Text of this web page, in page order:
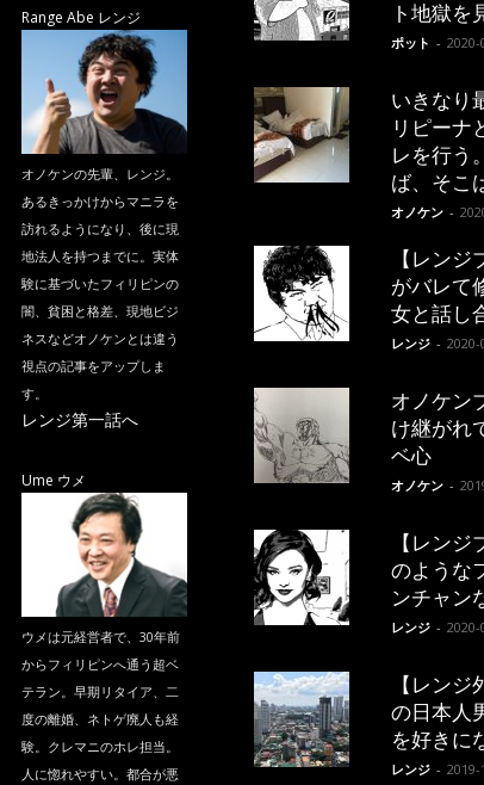
Range Abe レンジ
オノケンの先輩、レンジ。
あるきっかけからマニラを
訪れるようになり、後に現
地法人を持つまでに。実体
験に基づいたフィリピンの
闇、貧困と格差、現地ビジ
ネスなどオノケンとは違う
視点の記事をアップしま
す。
レンジ第一話へ
Ume ウメ
ウメは元経営者で、30年前
からフィリピンへ通う超ベ
テラン。早期リタイア、二
度の離婚、ネトゲ廃人も経
験。クレマニのホレ担当。
人に惚れやすい。都合が悪
ト地獄を
ポット - 2020-
いきなり
リピーナ
レを行う
ば、そこ
オノケン -
【レン
がバレて
女と話し
レンジ - 2020-
オノケン
け継がれ
ベ心
オノケン -
【レン
のような
ンチャン
レンジ - 2020-
【レン
の日本人
を好きに
レンジ - 2019-